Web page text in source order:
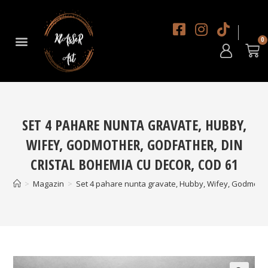
SET 4 PAHARE NUNTA GRAVATE, HUBBY,
WIFEY, GODMOTHER, GODFATHER, DIN
CRISTAL BOHEMIA CU DECOR, COD 61
> Magazin > Set 4 pahare nunta gravate, Hubby, Wifey,